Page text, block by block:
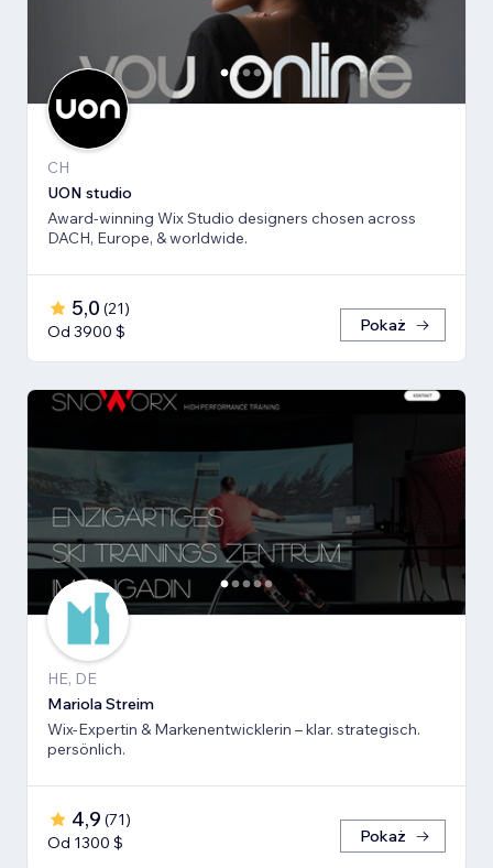
CH
UON studio
Award-winning Wix Studio designers chosen across
DACH, Europe, & worldwide.
5,0 (21)
Od 3900 $
Pokaż
HE, DE
Mariola Streim
Wix-Expertin & Markenentwicklerin – klar. strategisch.
persönlich.
4,9 (71)
Od 1300 $
Pokaż